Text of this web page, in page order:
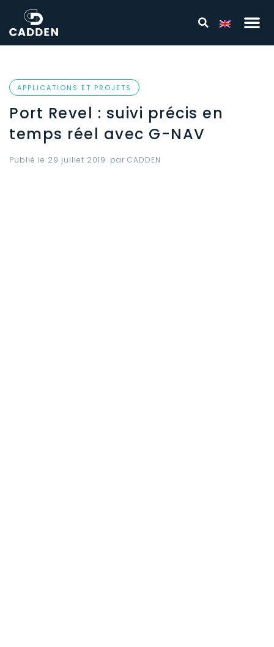
APPLICATIONS ET PROJETS
Port Revel : suivi précis en
temps réel avec G-NAV
Publié le 29 juillet 2019 par CADDEN